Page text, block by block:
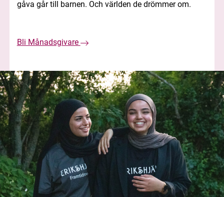
gåva går till barnen. Och världen de drömmer om.
Bli Månadsgivare